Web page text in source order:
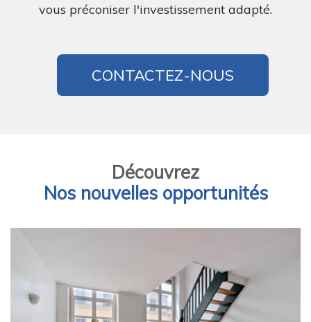
vous préconiser l'investissement adapté.
CONTACTEZ-NOUS
Découvrez
Nos nouvelles opportunités